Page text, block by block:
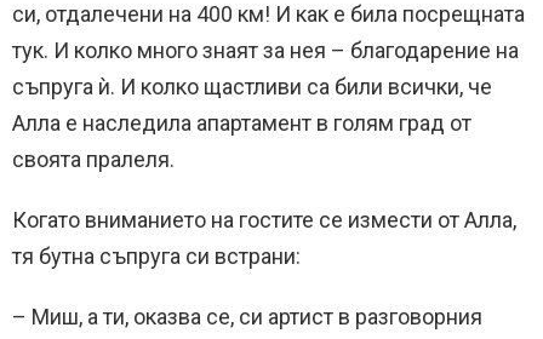
си, отдалечени на 400 км! И как е била посрещната
тук. И колко много знаят за нея – благодарение на
съпруга ѝ. И колко щастливи са били всички, че
Алла е наследила апартамент в голям град от
своята пралеля.
Когато вниманието на гостите се измести от Алла,
тя бутна съпруга си встрани:
– Миш, а ти, оказва се, си артист в разговорния